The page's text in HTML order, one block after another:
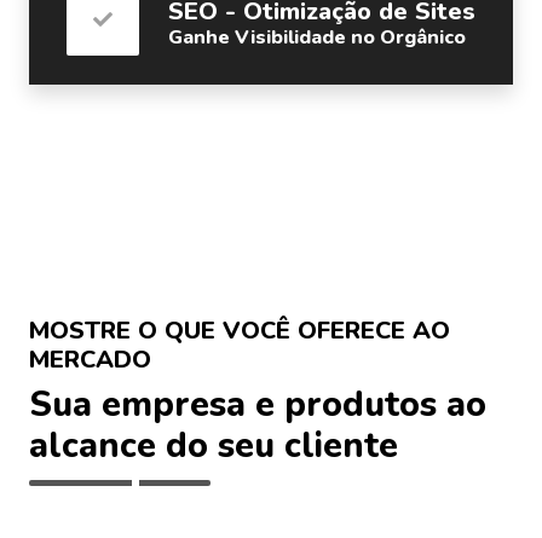
SEO - Otimização de Sites
Ganhe Visibilidade no Orgânico
MOSTRE O QUE VOCÊ OFERECE AO
MERCADO
Sua empresa e produtos ao
alcance do seu cliente